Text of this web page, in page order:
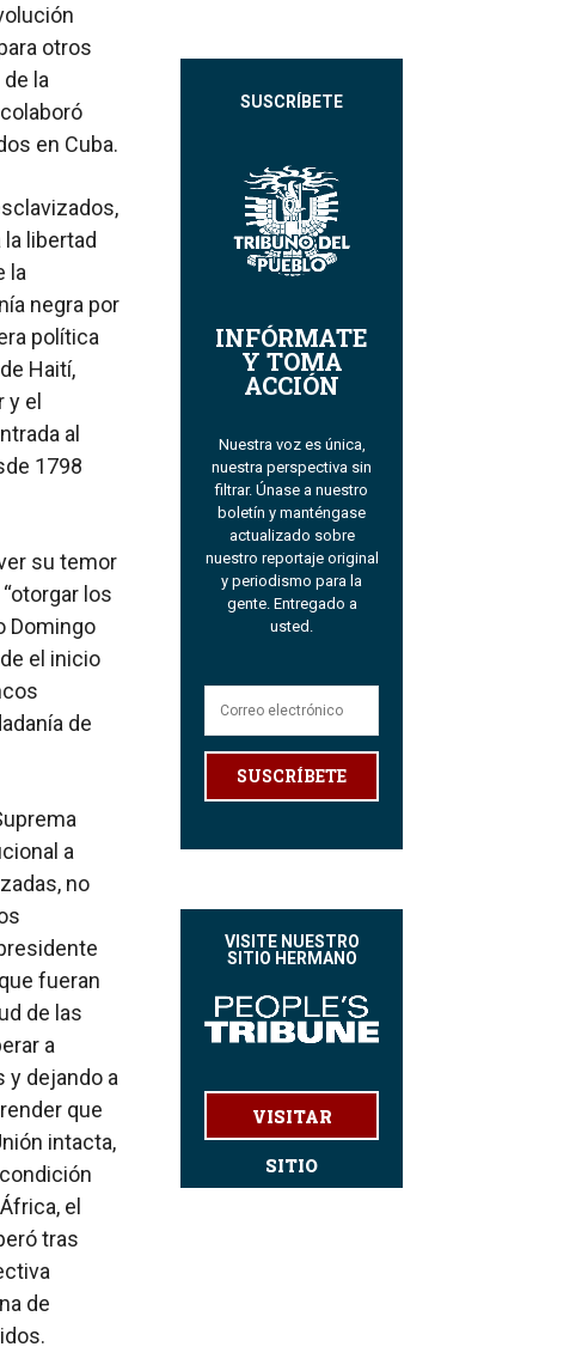
otros
la
en Cuba.
libertad
la
negra por
política
Haití,
y el
al
1798
su temor
los
Domingo
el inicio
de
a
no
fueran
de las
a
y dejando a
que
intacta,
el
tras
de
SUSCRÍBETE
INFÓRMATE
Y TOMA
ACCIÓN
Nuestra voz es única,
nuestra perspectiva sin
filtrar. Únase a nuestro
boletín y manténgase
actualizado sobre
nuestro reportaje original
y periodismo para la
gente. Entregado a
usted.
SUSCRÍBETE
VISITE NUESTRO
SITIO HERMANO
VISITAR
SITIO